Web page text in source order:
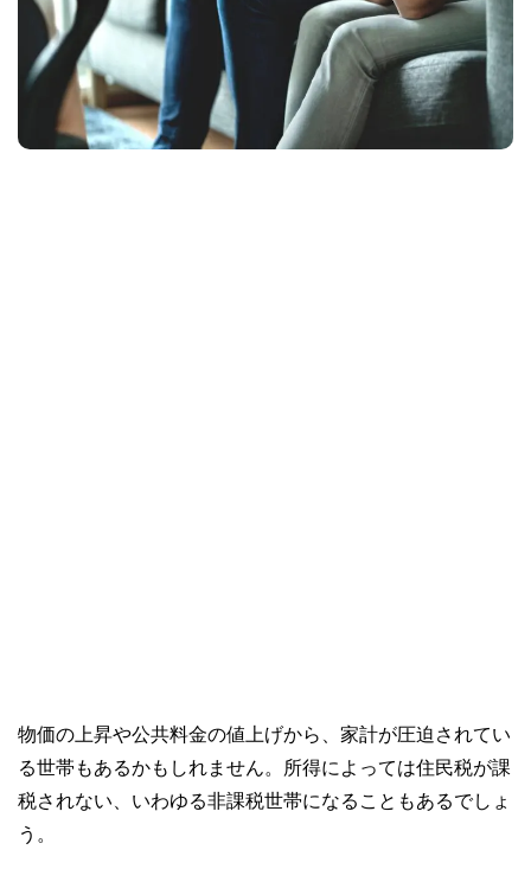
物価の上昇や公共料金の値上げから、家計が圧迫されてい
る世帯もあるかもしれません。所得によっては住民税が課
税されない、いわゆる非課税世帯になることもあるでしょ
う。